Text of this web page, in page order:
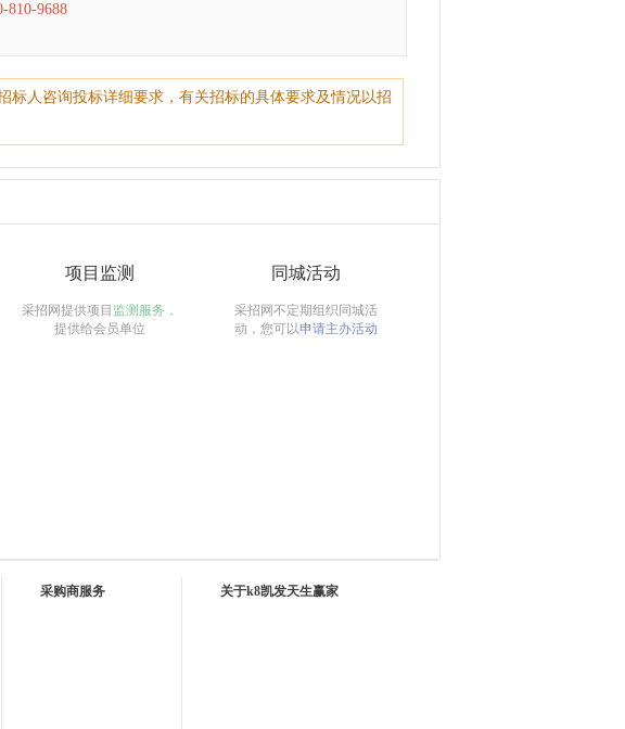
810-9688
标人咨询投标详细要求，有关招标的具体要求及情况以招
项目监测
采招网提供项目 监测服务，
提供给会员单位
同城活动
采招网不定期组织同城活
动，您可以申请主办活动
采购商服务 关于k8凯发天生赢家